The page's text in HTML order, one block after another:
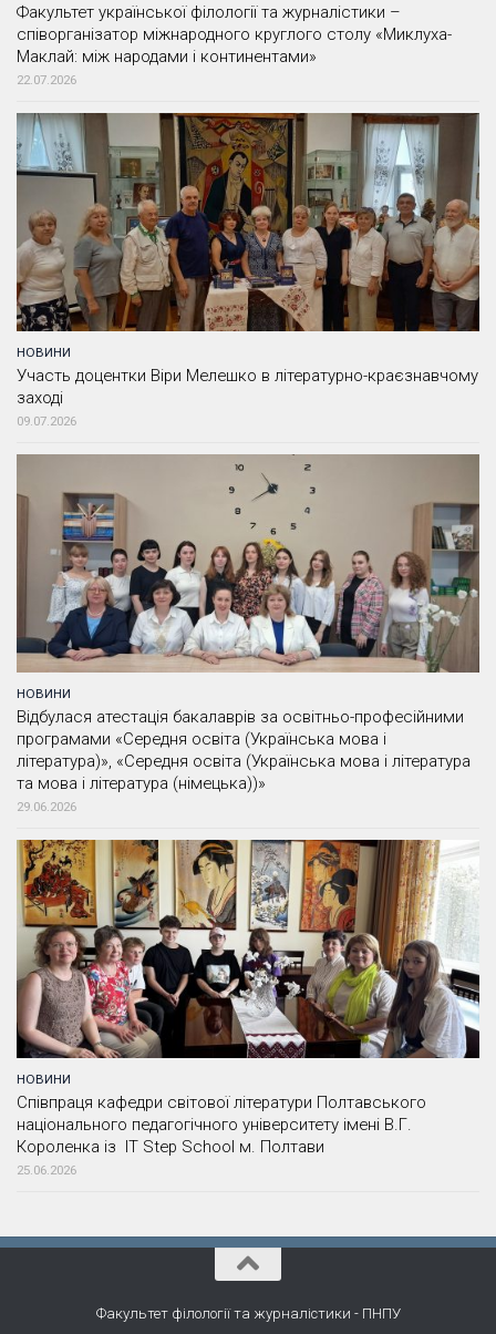
Факультет української філології та журналістики –
співорганізатор міжнародного круглого столу «Миклуха-
Маклай: між народами і континентами»
22.07.2026
НОВИНИ
Участь доцентки Віри Мелешко в літературно-краєзнавчому
заході
09.07.2026
НОВИНИ
Відбулася атестація бакалаврів за освітньо-професійними
програмами «Середня освіта (Українська мова і
література)», «Середня освіта (Українська мова і література
та мова і література (німецька))»
29.06.2026
НОВИНИ
Співпраця кафедри світової літератури Полтавського
національного педагогічного університету імені В.Г.
Короленка із IT Step School м. Полтави
25.06.2026
Факультет філології та журналістики - ПНПУ